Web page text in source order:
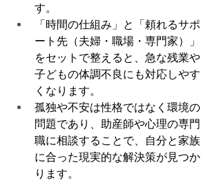
す。
「時間の仕組み」と「頼れるサポ
ート先（夫婦・職場・専門家）」
をセットで整えると、急な残業や
子どもの体調不良にも対応しやす
くなります。
孤独や不安は性格ではなく環境の
問題であり、助産師や心理の専門
職に相談することで、自分と家族
に合った現実的な解決策が見つか
ります。